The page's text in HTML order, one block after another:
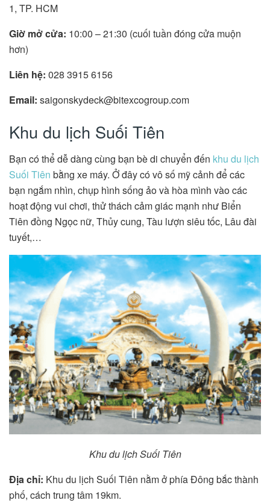
1, TP. HCM
Giờ mở cửa: 10:00 – 21:30 (cuối tuần đóng cửa muộn
hơn)
Liên hệ: 028 3915 6156
Email: saigonskydeck@bitexcogroup.com
Khu du lịch Suối Tiên
Bạn có thể dễ dàng cùng bạn bè di chuyển đến khu du lịch
Suối Tiên bằng xe máy. Ở đây có vô số mỹ cảnh để các
bạn ngắm nhìn, chụp hình sống ảo và hòa mình vào các
hoạt động vui chơi, thử thách cảm giác mạnh như Biển
Tiên đồng Ngọc nữ, Thủy cung, Tàu lượn siêu tốc, Lâu đài
tuyết,…
Khu du lịch Suối Tiên
Địa chỉ: Khu du lịch Suối Tiên nằm ở phía Đông bắc thành
phố, cách trung tâm 19km.